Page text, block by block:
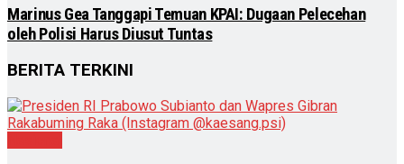
Marinus Gea Tanggapi Temuan KPAI: Dugaan Pelecehan
oleh Polisi Harus Diusut Tuntas
BERITA TERKINI